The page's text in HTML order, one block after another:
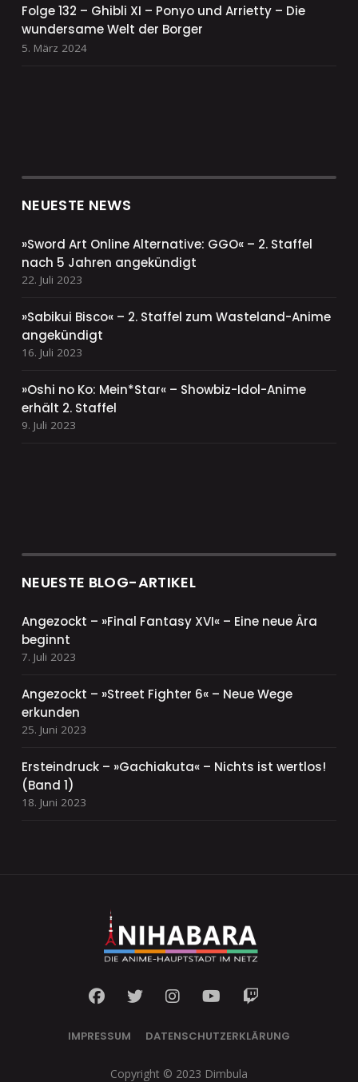
Folge 132 – Ghibli XI – Ponyo und Arrietty – Die
wundersame Welt der Borger
5. März 2024
NEUESTE NEWS
»Sword Art Online Alternative: GGO« – 2. Staffel
nach 5 Jahren angekündigt
22. Juli 2023
»Sabikui Bisco« – 2. Staffel zum Wasteland-Anime
angekündigt
16. Juli 2023
»Oshi no Ko: Mein*Star« – Showbiz-Idol-Anime
erhält 2. Staffel
9. Juli 2023
NEUESTE BLOG-ARTIKEL
Angezockt – »Final Fantasy XVI« – Eine neue Ära
beginnt
7. Juli 2023
Angezockt – »Street Fighter 6« – Neue Wege
erkunden
25. Juni 2023
Ersteindruck – »Gachiakuta« – Nichts ist wertlos!
(Band 1)
18. Juni 2023
IMPRESSUM DATENSCHUTZERKLÄRUNG
Copyright © 2023 Dimbula